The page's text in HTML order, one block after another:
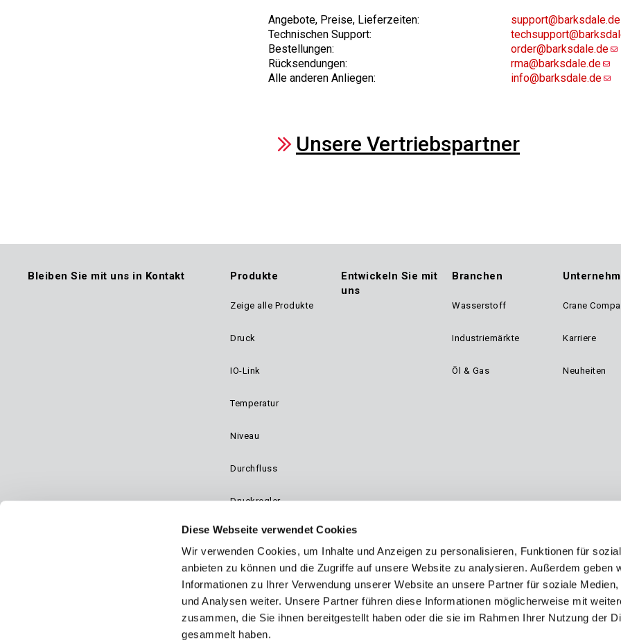
Diese Webseite verwendet Cookies
Wir verwenden Cookies, um Inhalte und Anzeigen zu personalisieren, Funktionen für
anbieten zu können und die Zugriffe auf unsere Website zu analysieren. Außerdem geben
Informationen zu Ihrer Verwendung unserer Website an unsere Partner für soziale Medien,
und Analysen weiter. Unsere Partner führen diese Informationen möglicherweise mit
zusammen, die Sie ihnen bereitgestellt haben oder die sie im Rahmen Ihrer Nutzung der
gesammelt haben.
Angebote, Preise, Lieferzeiten:
support@barksdale.de
Technischen Support:
Bestellungen:
order@barksdale.de
Rücksendungen:
rma@barksdale.de
Alle anderen Anliegen:
info@barksdale.de
Unsere Vertriebspartner
ASCENSION ISLAND
PRODUKTBETREUUNG
PRODUKTAUSWAHL
DRUCK ELEKTRONISCH
DRUCK MECHANISCH
Bleiben Sie mit uns in Kontakt
Footer
Main
Navigation
Produkte
Zeige alle Produkte
Druck
IO-Link
Temperatur
Niveau
Durchfluss
Druckregler
Dynalco - Speed
Ventile
Entwickeln Sie mit
uns
Branchen
Wasserstoff
Industriemärkte
Öl & Gas
Crane
Karriere
Neuheiten